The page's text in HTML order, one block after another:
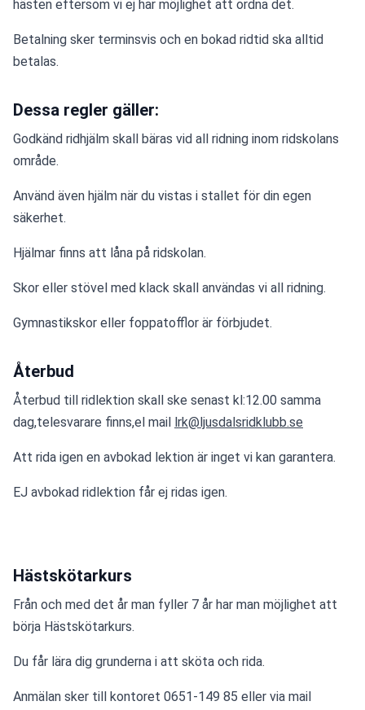
hästen eftersom vi ej har möjlighet att ordna det.
Betalning sker terminsvis och en bokad ridtid ska alltid
betalas.
Dessa regler gäller:
Godkänd ridhjälm skall bäras vid all ridning inom ridskolans
område.
Använd även hjälm när du vistas i stallet för din egen
säkerhet.
Hjälmar finns att låna på ridskolan.
Skor eller stövel med klack skall användas vi all ridning.
Gymnastikskor eller foppatofflor är förbjudet.
Återbud
Återbud till ridlektion skall ske senast kl:12.00 samma
dag,telesvarare finns,el mail lrk@ljusdalsridklubb.se
Att rida igen en avbokad lektion är inget vi kan garantera.
EJ avbokad ridlektion får ej ridas igen.
Hästskötarkurs
Från och med det år man fyller 7 år har man möjlighet att
börja Hästskötarkurs.
Du får lära dig grunderna i att sköta och rida.
Anmälan sker till kontoret 0651-149 85 eller via mail